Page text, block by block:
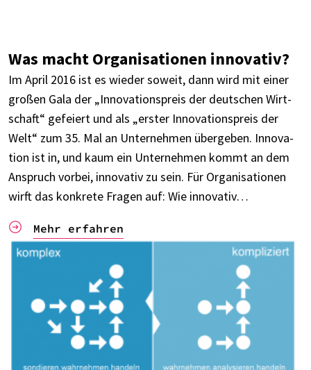
Was macht Orga­ni­sa­tio­nen inno­va­tiv?
Im April 2016 ist es wieder soweit, dann wird mit einer
großen Gala der „Inno­va­ti­ons­preis der deut­schen Wirt­
schaft“ gefei­ert und als „erster Inno­va­ti­ons­preis der
Welt“ zum 35. Mal an Unter­neh­men über­ge­ben. Inno­va­
tion ist in, und kaum ein Unter­neh­men kommt an dem
Anspruch vorbei, inno­va­tiv zu sein. Für Orga­ni­sa­tio­nen
wirft das konkrete Fragen auf: Wie inno­va­tiv…
Mehr erfah­ren